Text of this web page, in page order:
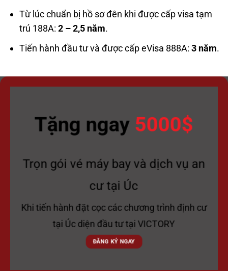
Từ lúc chuẩn bị hồ sơ đên khi được cấp visa tạm
trú 188A:2 – 2,5 năm.
Tiến hành đầu tư và được cấp eVisa 888A:3 năm.
Tặng ngay 5000$
Trọn gói vé máy bay và dịch vụ an
cư tại Úc
Khi tiến hành đặt cọc các chương trình định cư
tại Úc diện đầu tư tại VICTORY
ĐĂNG KÝ NGAY